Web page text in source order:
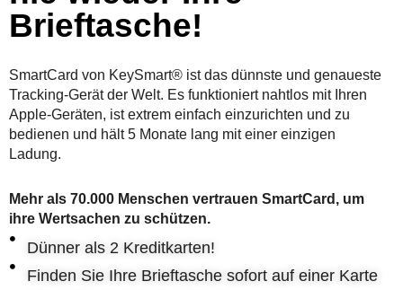
Brieftasche!
SmartCard von KeySmart® ist das dünnste und genaueste
Tracking-Gerät der Welt. Es funktioniert nahtlos mit Ihren
Apple-Geräten, ist extrem einfach einzurichten und zu
bedienen und hält 5 Monate lang mit einer einzigen
Ladung.
Mehr als 70.000 Menschen vertrauen SmartCard, um
ihre Wertsachen zu schützen.
Dünner als 2 Kreditkarten!
Finden Sie Ihre Brieftasche sofort auf einer Karte